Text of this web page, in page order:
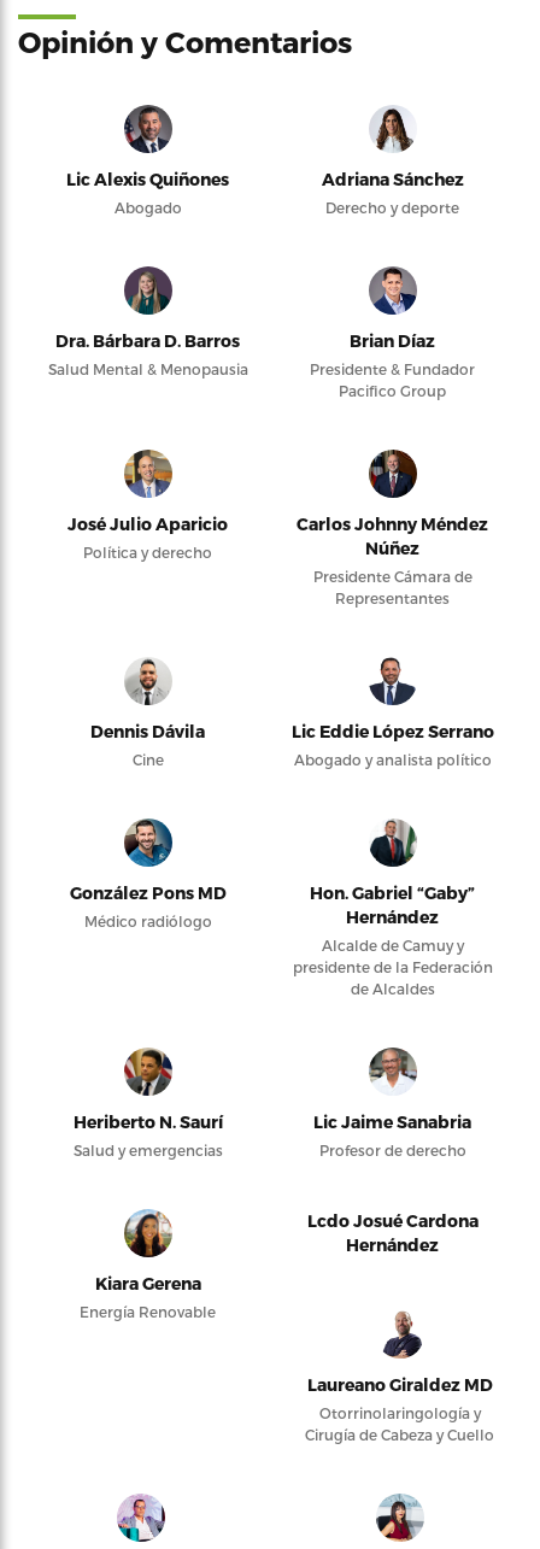
Opinión y Comentarios
Lic Alexis Quiñones
Abogado
Adriana Sánchez
Derecho y deporte
Dra. Bárbara D. Barros
Salud Mental & Menopausia
Brian Díaz
Presidente & Fundador
Pacifico Group
José Julio Aparicio
Política y derecho
Carlos Johnny Méndez
Núñez
Presidente Cámara de
Representantes
Dennis Dávila
Cine
Lic Eddie López Serrano
Abogado y analista político
González Pons MD
Médico radiólogo
Hon. Gabriel “Gaby”
Hernández
Alcalde de Camuy y
presidente de la Federación
de Alcaldes
Heriberto N. Saurí
Salud y emergencias
Lic Jaime Sanabria
Profesor de derecho
Kiara Gerena
Energía Renovable
Lcdo Josué Cardona
Hernández
Laureano Giraldez MD
Otorrinolaringología y
Cirugía de Cabeza y Cuello